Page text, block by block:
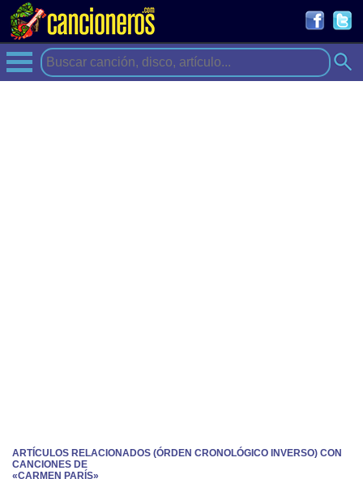
ARTÍCULOS RELACIONADOS (ÓRDEN CRONOLÓGICO INVERSO) CON
CANCIONES DE
«CARMEN PARÍS»